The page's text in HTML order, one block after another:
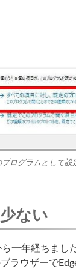
プログラムとして
ない
一年経ちまし
ラウザーで